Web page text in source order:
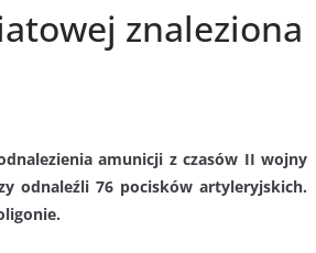
znaleziona
amunicji z czasów II wojny
odnaleźli 76 pocisków artyleryjskich.